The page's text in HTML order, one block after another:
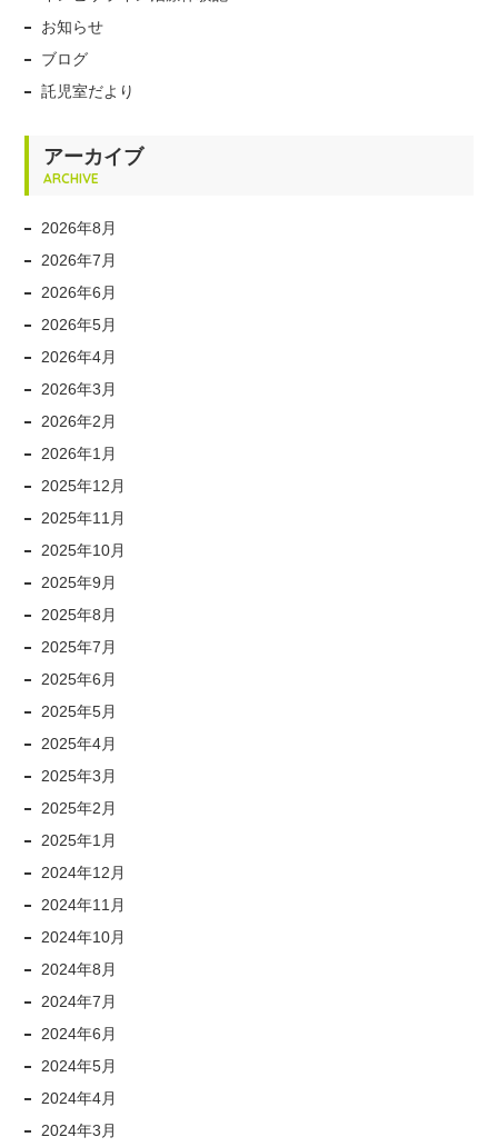
お知らせ
ブログ
託児室だより
アーカイブ
ARCHIVE
2026年8月
2026年7月
2026年6月
2026年5月
2026年4月
2026年3月
2026年2月
2026年1月
2025年12月
2025年11月
2025年10月
2025年9月
2025年8月
2025年7月
2025年6月
2025年5月
2025年4月
2025年3月
2025年2月
2025年1月
2024年12月
2024年11月
2024年10月
2024年8月
2024年7月
2024年6月
2024年5月
2024年4月
2024年3月